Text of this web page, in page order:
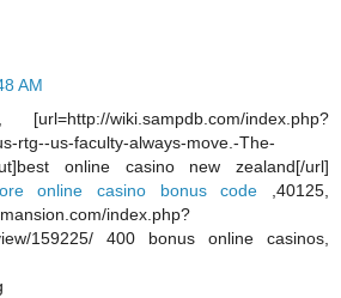
AM
[url=http://wiki.sampdb.com/index.php?
rtg--us-faculty-always-move.-The-
online casino new zealand[/url]
online casino bonus code ,40125,
index.php?
159225/ 400 bonus online casinos,